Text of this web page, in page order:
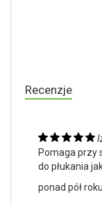
Recenzje
Pomaga przy
do płukania
ponad pół